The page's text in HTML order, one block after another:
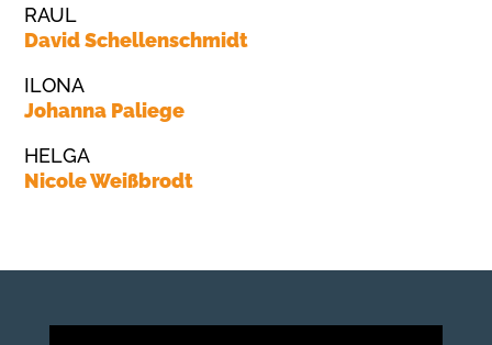
RAUL
David Schellenschmidt
ILONA
Johanna Paliege
HELGA
Nicole Weißbrodt